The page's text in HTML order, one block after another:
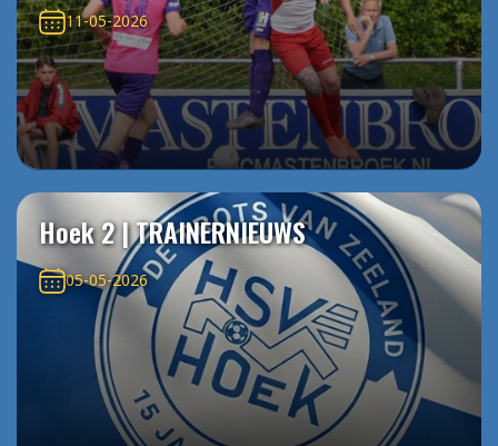
11-05-2026
Hoek 2 | TRAINERNIEUWS
05-05-2026